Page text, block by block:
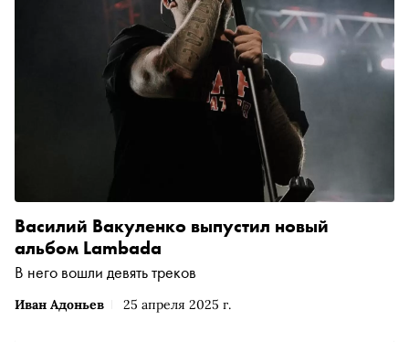
Иван Адоньев 25 апреля 2025 г.
Василий Вакуленко выпустил новый
альбом Lambada
В него вошли девять треков